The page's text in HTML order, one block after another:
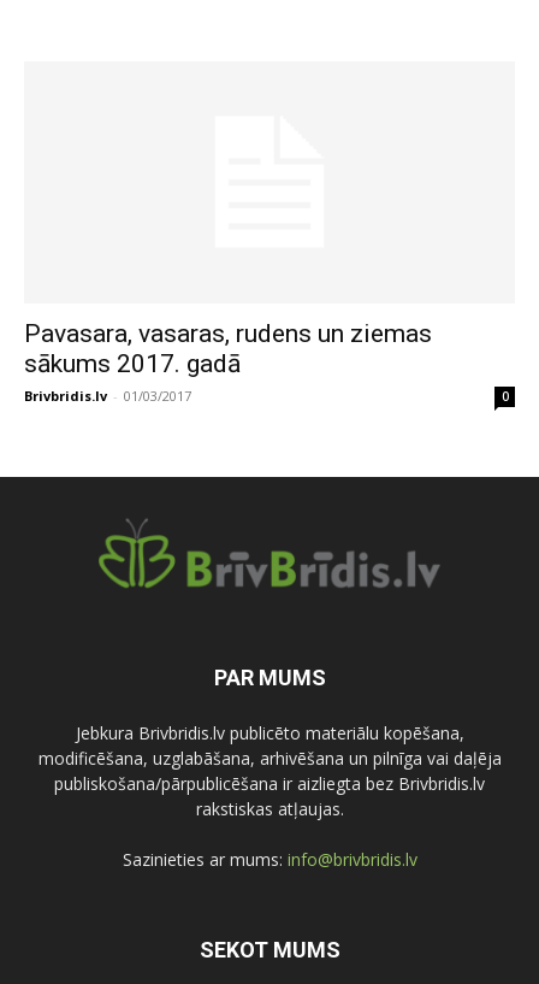
Pavasara, vasaras, rudens un ziemas
sākums 2017. gadā
Brivbridis.lv - 01/03/2017 0
PAR MUMS
Jebkura Brivbridis.lv publicēto materiālu kopēšana,
modificēšana, uzglabāšana, arhivēšana un pilnīga vai daļēja
publiskošana/pārpublicēšana ir aizliegta bez Brivbridis.lv
rakstiskas atļaujas.
Sazinieties ar mums: info@brivbridis.lv
SEKOT MUMS